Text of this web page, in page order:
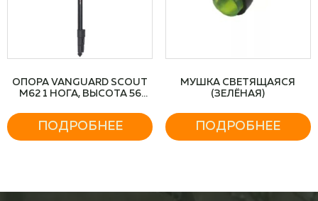
ОПОРА VANGUARD SCOUT
M62 1 НОГА, ВЫСОТА 56
ПОДРОБНЕЕ
МУШКА СВЕТЯЩАЯСЯ
(ЗЕЛЁНАЯ)
ПОДРОБНЕЕ